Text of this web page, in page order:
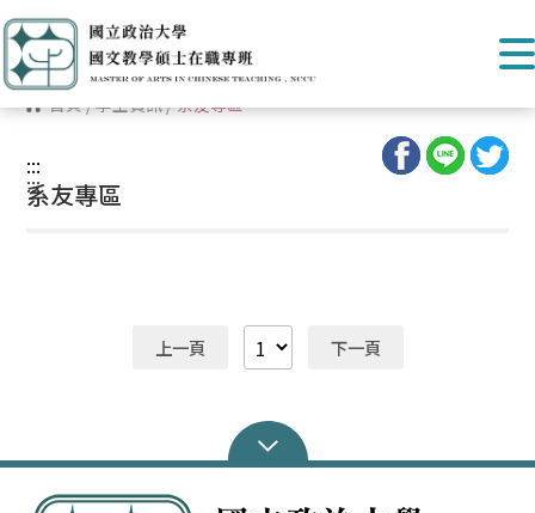
首頁/學生資訊/系友專區
:::
:::
系友專區
上一頁 下一頁